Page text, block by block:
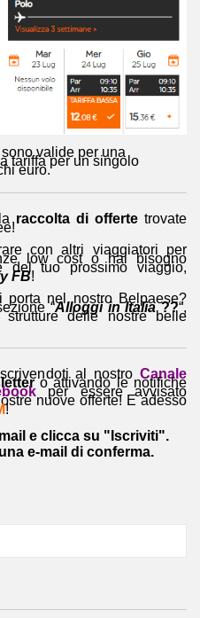
valide per una
tariffa per un singolo
euro.
raccolta di offerte trovate
con altri viaggiatori per
low cost o hai bisogno
del tuo prossimo viaggio,
FB!
porta nel nostro Belpaese?
“Alloggi in Italia??“,
delle nostre belle
al nostro Canale
o attivando le notifiche
per essere avvisato
nuove offerte! E adesso
!
e clicca su "Iscriviti".
e-mail di conferma.